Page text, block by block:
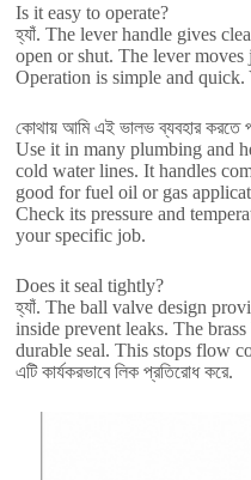
Is it easy to operate?
হ্যাঁ.The lever handle gives
open or shut.The lever moves
Operation is simple and quick.
কোথায় আমি এই ভালভ ব্যবহার করতে
Use it in many plumbing and
cold water lines.It handles
good for fuel oil or gas
Check its pressure and
your specific job.
Does it seal tightly?
হ্যাঁ.The ball valve design
inside prevent leaks.The
durable seal.This stops flow
এটি কার্যকরভাবে লিক প্রতিরোধ করে.